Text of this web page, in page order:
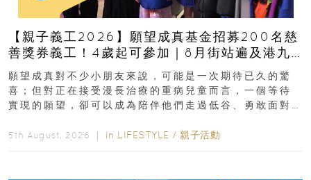
【親子義工2026】願望成真基金招募200名慈
善獎券義工！4歲起可參加｜8月街站遍及港九
新界
願望成真對不少小朋友來說，可能是一次期待已久的驚
喜；但對正在接受漫長治療的重病兒童而言，一個等待
實現的願望，卻可以成為陪伴他們走過低谷、勇敢面對
5th August, 2026 ｜ In LIFESTYLE / 親子活動